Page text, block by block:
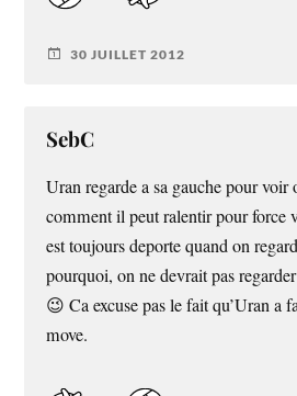
30 JUILLET 2012
SebC
Uran regarde a sa gauche pour voir
comment il peut ralentir pour force
est toujours deporte quand on
pourquoi, on ne devrait pas
😉 Ca excuse pas le fait qu’Uran a
move.